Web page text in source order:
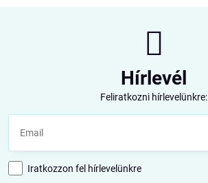
Hírlevél
Feliratkozni hírlevelünkre:
Iratkozzon fel hírlevelünkre